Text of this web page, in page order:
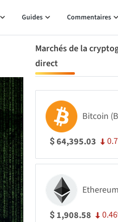
Guides Commentaires
Marchés de la
direct
Bitcoin
$64,395.03
$ 1,908.58